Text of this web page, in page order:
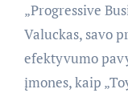
„Progressive
Valuckas, savo
efektyvumo
įmones, kaip